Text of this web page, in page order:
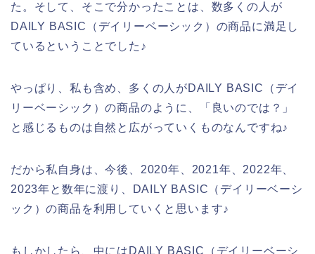
た。そして、そこで分かったことは、数多くの人が
DAILY BASIC（デイリーベーシック）の商品に満足し
ているということでした♪
やっぱり、私も含め、多くの人がDAILY BASIC（デイ
リーベーシック）の商品のように、「良いのでは？」
と感じるものは自然と広がっていくものなんですね♪
だから私自身は、今後、2020年、2021年、2022年、
2023年と数年に渡り、DAILY BASIC（デイリーベーシ
ック）の商品を利用していくと思います♪
もしかしたら、中にはDAILY BASIC（デイリーベーシ